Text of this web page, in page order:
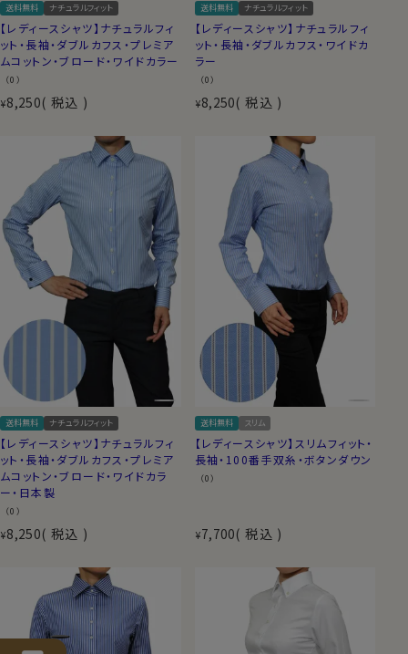
送料無料 ナチュラルフィット
【レディースシャツ】ナチュラルフィ
ット・長袖・ダブルカフス・プレミア
ムコットン・ブロード・ワイドカラー
（0）
¥8,250 税込
送料無料 ナチュラルフィット
【レディースシャツ】ナチュラルフィ
ット・長袖・ダブルカフス・ワイドカ
ラー
（0）
¥8,250 税込
送料無料 ナチュラルフィット
【レディースシャツ】ナチュラルフィ
ット・長袖・ダブルカフス・プレミア
ムコットン・ブロード・ワイドカラ
ー・日本製
（0）
¥8,250 税込
送料無料 スリム
【レディースシャツ】スリムフィット・
長袖・100番手双糸・ボタンダウン
（0）
¥7,700 税込